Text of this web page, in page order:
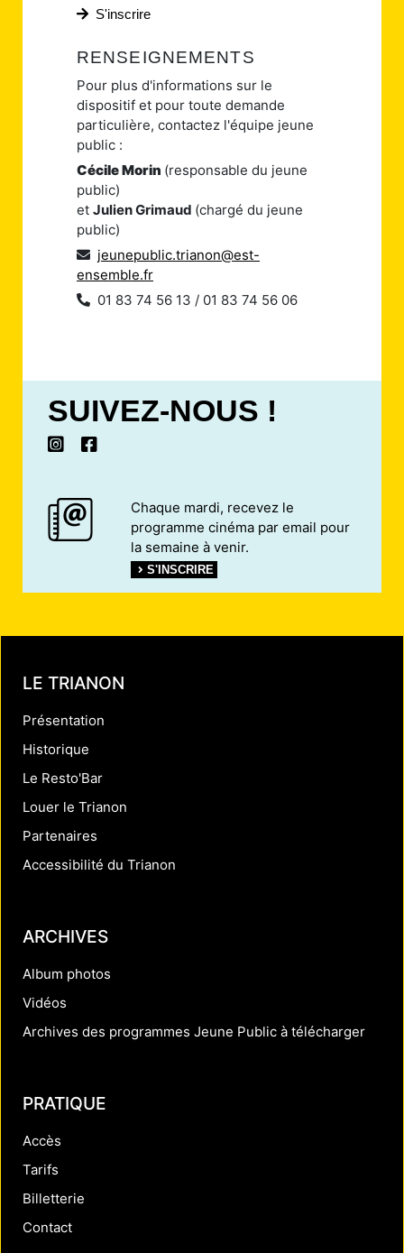
S'inscrire
RENSEIGNEMENTS
Pour plus d'informations sur le
dispositif et pour toute demande
particulière, contactez l'équipe jeune
public :
Cécile Morin (responsable du jeune
public)
et Julien Grimaud (chargé du jeune
public)
jeunepublic.trianon@est-
ensemble.fr
01 83 74 56 13 / 01 83 74 56 06
SUIVEZ-NOUS !
Chaque mardi, recevez le
programme cinéma par email pour
la semaine à venir.
S'INSCRIRE
LE TRIANON
Présentation
Historique
Le Resto'Bar
Louer le Trianon
Partenaires
Accessibilité du Trianon
ARCHIVES
Album photos
Vidéos
Archives des programmes Jeune Public à télécharger
PRATIQUE
Accès
Tarifs
Billetterie
Contact